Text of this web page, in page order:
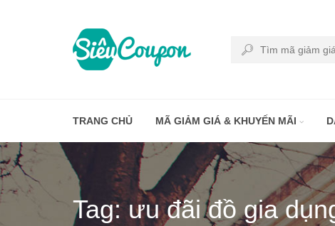
TRANG CHỦ MÃ GIẢM GIÁ & KHUYẾN MÃI
Tag: ưu đãi đồ gia